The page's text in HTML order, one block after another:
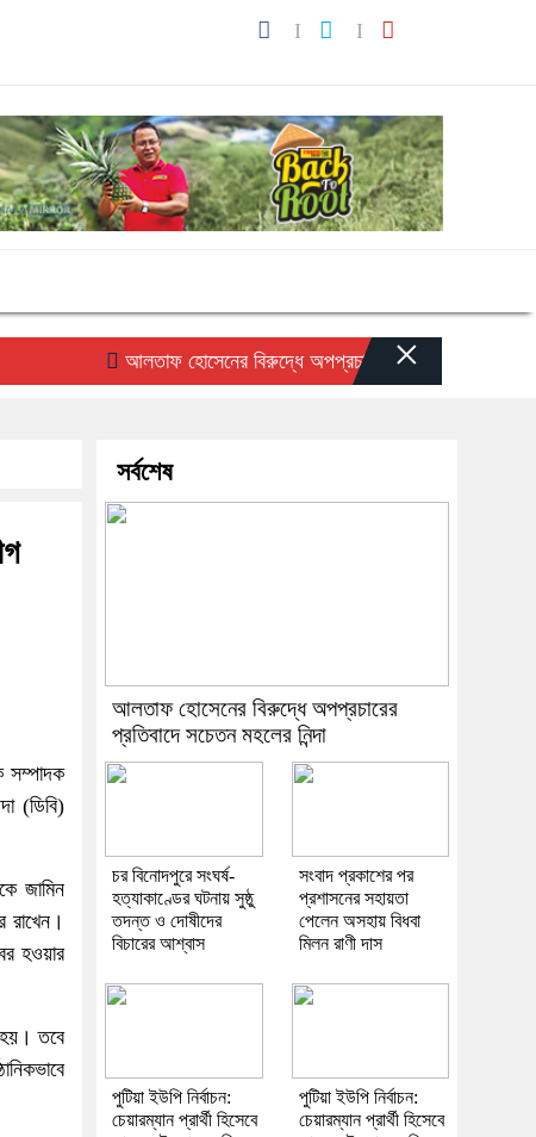
আলতাফ হোসেনের বিরুদ্ধে অপপ্রচারের প্রতিবাদে সচেতন মহলের
×
সম্পাদক
(ডিবি)
জামিন
রাখেন।
হওয়ার
হয়। তবে
সর্বশেষ
আলতাফ হোসেনের বিরুদ্ধে অপপ্রচারের
প্রতিবাদে সচেতন মহলের নিন্দা
চর বিনোদপুরে সংঘর্ষ-
হত্যাকাণ্ডের ঘটনায় সুষ্ঠু
তদন্ত ও দোষীদের
বিচারের আশ্বাস
সংবাদ প্রকাশের পর
প্রশাসনের সহায়তা
পেলেন অসহায় বিধবা
মিলন রাণী দাস
পুটিয়া ইউপি নির্বাচন:
চেয়ারম্যান প্রার্থী হিসেবে
পুটিয়া ইউপি নির্বাচন:
চেয়ারম্যান প্রার্থী হিসেবে